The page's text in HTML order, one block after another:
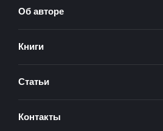
Об авторе
Книги
Статьи
Контакты